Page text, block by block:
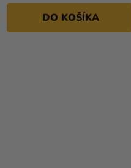
5
hviezdičiek.
DO KOŠÍKA